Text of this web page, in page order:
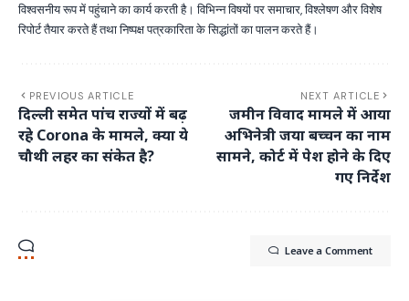
विश्वसनीय रूप में पहुंचाने का कार्य करती है। विभिन्न विषयों पर समाचार, विश्लेषण और विशेष
रिपोर्ट तैयार करते हैं तथा निष्पक्ष पत्रकारिता के सिद्धांतों का पालन करते हैं।
PREVIOUS ARTICLE
दिल्ली समेत पांच राज्यों में बढ़
रहे Corona के मामले, क्या ये
चौथी लहर का संकेत है?
NEXT ARTICLE
जमीन विवाद मामले में आया
अभिनेत्री जया बच्चन का नाम
सामने, कोर्ट में पेश होने के दिए
गए निर्देश
Leave a Comment